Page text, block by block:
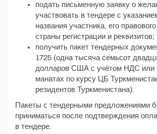
подать письменную заявку о
участвовать в тендере с
названия участника, его правового
страны регистрации и реквизитов;
получить пакет тендерных
1725 (одна тысяча семьсот
долларов США с учётом НДС или
манатах по курсу ЦБ
резидентов Туркменистана).
Пакеты с тендерными предложениями
приниматься после подтверждения
в тендере.